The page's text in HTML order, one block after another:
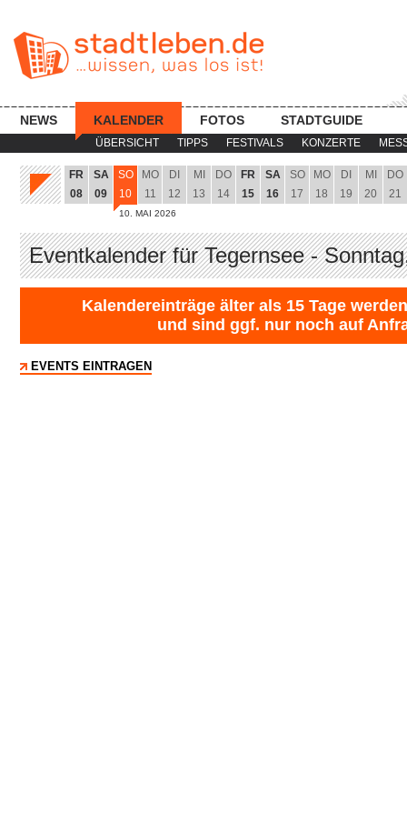
ÜBERSICHT TIPPS FESTIVALS KONZERTE
NEWS KALENDER FOTOS STADTGUIDE
FR
08
SA
09
SO
10
10. MAI 2026
MO
11
DI
12
MI
13
DO
14
FR
15
SA
16
SO
17
MO
18
DI
19
MI
20
DO
21
Eventkalender für Tegernsee -
Kalendereinträge älter als 15 Tage
und sind ggf. nur noch auf
EVENTS EINTRAGEN